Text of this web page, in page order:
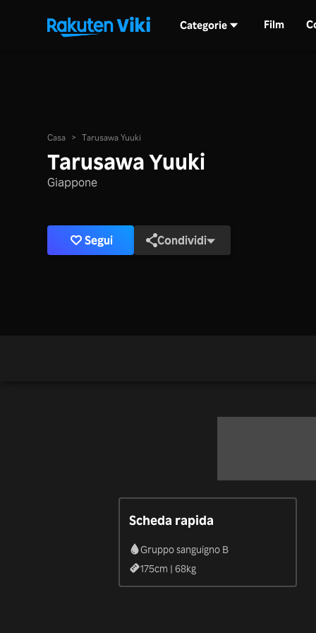
Categorie Film
Casa > Tarusawa Yuuki
Tarusawa Yuuki
Giappone
Segui Condividi
Scheda rapida
Gruppo sanguigno B
175cm | 68kg